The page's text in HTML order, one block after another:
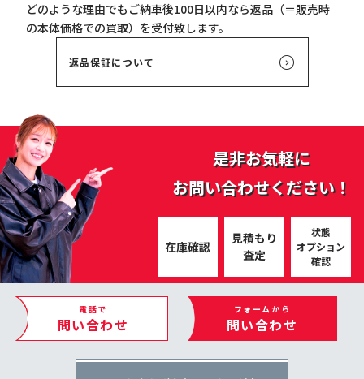
どのような理由でもご納車後100日以内なら返品（＝販売時
の本体価格での買取）を受付致します。
返品保証について
是非お気軽に
お問い合わせください！
在庫確認
見積もり
査定
状態
オプション
確認
電話で
問い合わせ
フォームから
問い合わせ